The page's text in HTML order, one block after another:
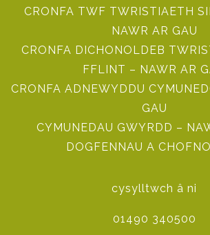
CRONFA TWF TWRISTIAETH
NAWR AR GAU
CRONFA DICHONOLDEB
FFLINT – NAWR AR
CRONFA ADNEWYDDU
GAU
CYMUNEDAU GWYRDD –
DOGFENNAU A
cysylltwch â ni
01490 340500